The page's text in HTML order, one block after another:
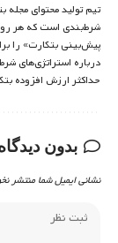
تیم تولید محتوای مجله
شرط‌بندی است که هر روز
پیش‌بینی بتکارت» را
درباره استراتژی‌های
حداکثر ارزش افزوده
بدون
نشانی ایمیل شما منتشر